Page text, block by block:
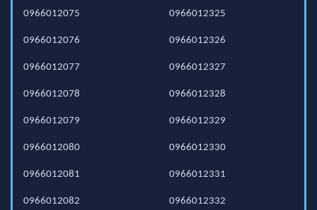
0966012075
0966012076
0966012077
0966012078
0966012079
0966012080
0966012081
0966012082
0966012325
0966012326
0966012327
0966012328
0966012329
0966012330
0966012331
0966012332